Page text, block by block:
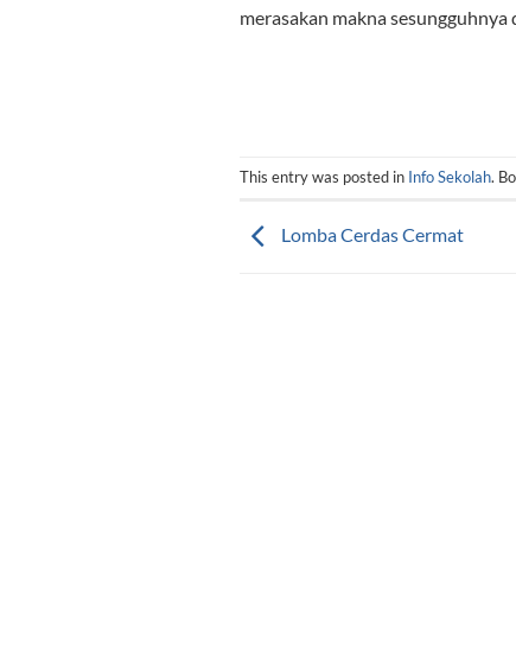
merasakan makna
This entry was posted in Info Sekolah.
Lomba Cerdas Cermat